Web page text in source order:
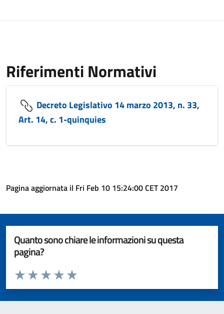
Riferimenti Normativi
Decreto Legislativo 14 marzo 2013, n. 33,
Art. 14, c. 1-quinquies
Pagina aggiornata il Fri Feb 10 15:24:00 CET 2017
Quanto sono chiare le informazioni su questa
pagina?
Valuta da 1 a 5 stelle la pagina
Valuta 5 stelle su 5
Valuta 4 stelle su 5
Valuta 3 stelle su 5
Valuta 2 stelle su 5
Valuta 1 stelle su 5